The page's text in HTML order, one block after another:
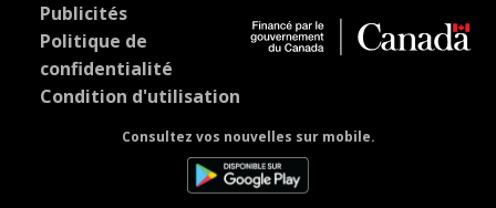
Publicités
Politique de
confidentialité
Condition d'utilisation
Consultez vos nouvelles sur mobile.